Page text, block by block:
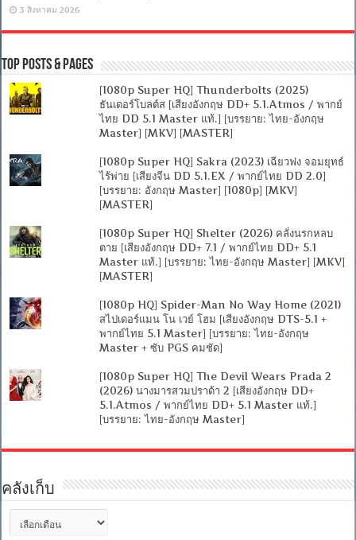
3 สิงหาคม 2026
Top Posts & Pages
[1080p Super HQ] Thunderbolts (2025)
ธันเดอร์โบลต์ส [เสียงอังกฤษ DD+ 5.1.Atmos / พากย์
ไทย DD 5.1 Master แท้.] [บรรยาย: ไทย-อังกฤษ
Master] [MKV] [MASTER]
[1080p Super HQ] Sakra (2023) เฉียวฟง จอมยุทธ์
ไร้พ่าย [เสียงจีน DD 5.1.EX / พากย์ไทย DD 2.0]
[บรรยาย: อังกฤษ Master] [1080p] [MKV]
[MASTER]
[1080p Super HQ] Shelter (2026) คลั่งนรกหลบ
ตาย [เสียงอังกฤษ DD+ 7.1 / พากย์ไทย DD+ 5.1
Master แท้.] [บรรยาย: ไทย-อังกฤษ Master] [MKV]
[MASTER]
[1080p HQ] Spider-Man No Way Home (2021)
สไปเดอร์แมน โน เวย์ โฮม [เสียงอังกฤษ DTS-5.1 +
พากย์ไทย 5.1 Master] [บรรยาย: ไทย-อังกฤษ
Master + ซับ PGS คมชัด]
[1080p Super HQ] The Devil Wears Prada 2
(2026) นางมารสวมปราด้า 2 [เสียงอังกฤษ DD+
5.1.Atmos / พากย์ไทย DD+ 5.1 Master แท้.]
[บรรยาย: ไทย-อังกฤษ Master]
คลังเก็บ
เก็บ